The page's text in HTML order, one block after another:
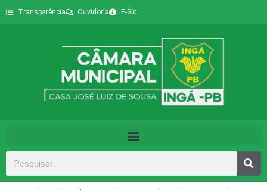
Transparência Ouvidoria E-Sic